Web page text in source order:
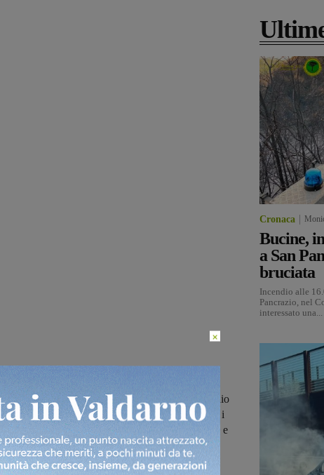
i genitori e Coderdojo Valdarno sabato 9 gennaio
a Montevarchi. Una giornata informativa per i
in rete: lo sviluppo psicologico tra vita reale e
laboratorio digitale dedicato ai ragazzi
Cronaca
Bucine,
a San
bruciata
Incendio alle
Pancrazio, nel
interessato una...
×